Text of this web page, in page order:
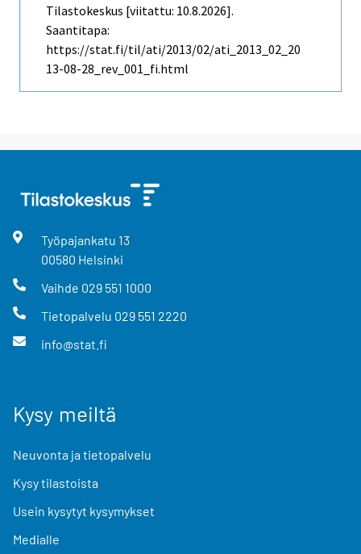
Tilastokeskus [viitattu: 10.8.2026].
Saantitapa:
https://stat.fi/til/ati/2013/02/ati_2013_02_20
13-08-28_rev_001_fi.html
Työpajankatu 13
00580 Helsinki
Vaihde 029 551 1000
Tietopalvelu 029 551 2220
info@stat.fi
Kysy meiltä
Neuvonta ja tietopalvelu
Kysy tilastoista
Usein kysytyt kysymykset
Medialle